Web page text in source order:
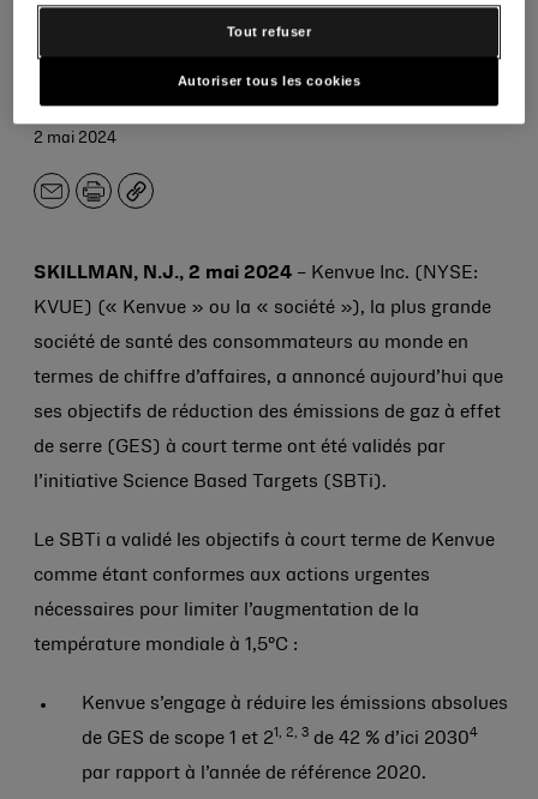
Tylenol® a pour objectif de promouvoir le bien-
être des personnes et de la planète dans le
cadre de sa Healthy Lives Mission.
2 mai 2024
E-
Imprimer
Copier
SKILLMAN, N.J., 2 mai 2024 – Kenvue Inc. (NYSE:
KVUE) (« Kenvue » ou la « société »), la plus grande
société de santé des consommateurs au monde en
termes de chiffre d’affaires, a annoncé aujourd’hui que
ses objectifs de réduction des émissions de gaz à effet
de serre (GES) à court terme ont été validés par
l’initiative Science Based Targets (SBTi).
Le SBTi a validé les objectifs à court terme de Kenvue
comme étant conformes aux actions urgentes
nécessaires pour limiter l’augmentation de la
température mondiale à 1,5°C :
Kenvue s’engage à réduire les émissions absolues
de GES de scope 1 et 21, 2, 3 de 42 % d’ici 20304
par rapport à l’année de référence 2020.
Tout refuser
Autoriser tous les cookies